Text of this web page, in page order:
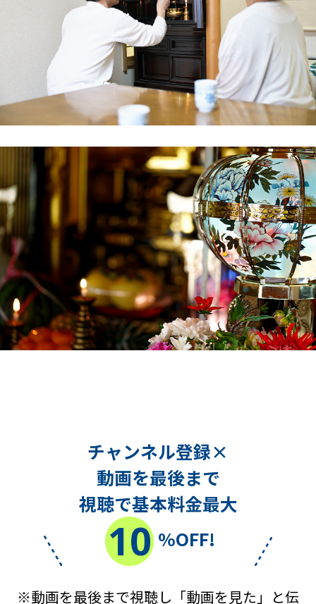
チャンネル登録×
動画を最後まで
視聴で基本料金最大
10 %OFF!
※動画を最後まで視聴し「動画を見た」と伝